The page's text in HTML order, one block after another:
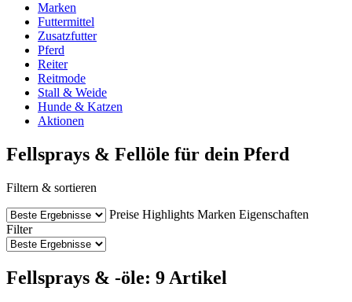
Marken
Futtermittel
Zusatzfutter
Pferd
Reiter
Reitmode
Stall & Weide
Hunde & Katzen
Aktionen
Fellsprays & Fellöle für dein Pferd
Filtern & sortieren
Preise Highlights Marken Eigenschaften
Filter
Fellsprays & -öle: 9 Artikel